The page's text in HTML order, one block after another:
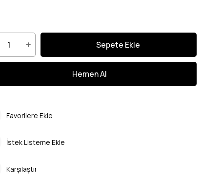
Favorilere Ekle
İstek Listeme Ekle
Karşılaştır